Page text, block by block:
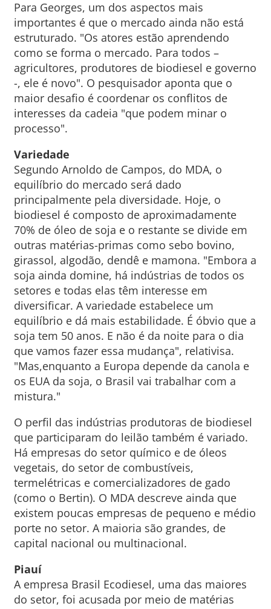
Para Georges, um dos aspectos mais
importantes é que o mercado ainda não está
estruturado. "Os atores estão aprendendo
como se forma o mercado. Para todos –
agricultores, produtores de biodiesel e governo
-, ele é novo". O pesquisador aponta que o
maior desafio é coordenar os conflitos de
interesses da cadeia "que podem minar o
processo".
Variedade
Segundo Arnoldo de Campos, do MDA, o
equilíbrio do mercado será dado
principalmente pela diversidade. Hoje, o
biodiesel é composto de aproximadamente
70% de óleo de soja e o restante se divide em
outras matérias-primas como sebo bovino,
girassol, algodão, dendê e mamona. "Embora a
soja ainda domine, há indústrias de todos os
setores e todas elas têm interesse em
diversificar. A variedade estabelece um
equilíbrio e dá mais estabilidade. É óbvio que a
soja tem 50 anos. E não é da noite para o dia
que vamos fazer essa mudança", relativisa.
"Mas,enquanto a Europa depende da canola e
os EUA da soja, o Brasil vai trabalhar com a
mistura."
O perfil das indústrias produtoras de biodiesel
que participaram do leilão também é variado.
Há empresas do setor químico e de óleos
vegetais, do setor de combustíveis,
termelétricas e comercializadores de gado
(como o Bertin). O MDA descreve ainda que
existem poucas empresas de pequeno e médio
porte no setor. A maioria são grandes, de
capital nacional ou multinacional.
Piauí
A empresa Brasil Ecodiesel, uma das maiores
do setor, foi acusada por meio de matérias